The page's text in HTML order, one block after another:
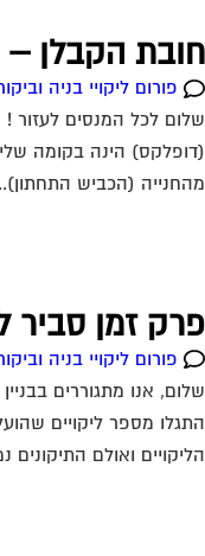
הקבלן –
פורום ליקויי בניה
לכל המנסים לעזור !
(הכביש התחתון)...
זמן סביר
פורום ליקויי בניה
אנו מתגוררים
מספר ליקויים
ואולם התיקונים